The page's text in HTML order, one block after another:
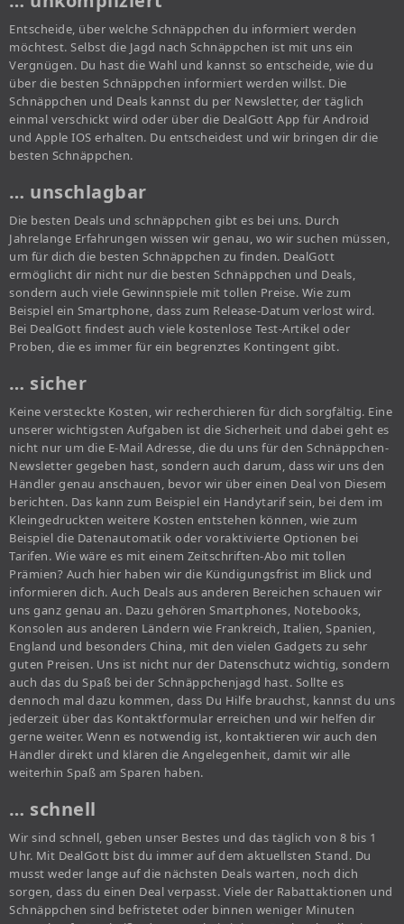
Entscheide, über welche Schnäppchen du informiert werden
möchtest. Selbst die Jagd nach Schnäppchen ist mit uns ein
Vergnügen. Du hast die Wahl und kannst so entscheide, wie du
über die besten Schnäppchen informiert werden willst. Die
Schnäppchen und Deals kannst du per Newsletter, der täglich
einmal verschickt wird oder über die DealGott App für Android
und Apple IOS erhalten. Du entscheidest und wir bringen dir die
besten Schnäppchen.
… unschlagbar
Die besten Deals und schnäppchen gibt es bei uns. Durch
Jahrelange Erfahrungen wissen wir genau, wo wir suchen müssen,
um für dich die besten Schnäppchen zu finden. DealGott
ermöglicht dir nicht nur die besten Schnäppchen und Deals,
sondern auch viele Gewinnspiele mit tollen Preise. Wie zum
Beispiel ein Smartphone, dass zum Release-Datum verlost wird.
Bei DealGott findest auch viele kostenlose Test-Artikel oder
Proben, die es immer für ein begrenztes Kontingent gibt.
… sicher
Keine versteckte Kosten, wir recherchieren für dich sorgfältig. Eine
unserer wichtigsten Aufgaben ist die Sicherheit und dabei geht es
nicht nur um die E-Mail Adresse, die du uns für den Schnäppchen-
Newsletter gegeben hast, sondern auch darum, dass wir uns den
Händler genau anschauen, bevor wir über einen Deal von Diesem
berichten. Das kann zum Beispiel ein Handytarif sein, bei dem im
Kleingedruckten weitere Kosten entstehen können, wie zum
Beispiel die Datenautomatik oder voraktivierte Optionen bei
Tarifen. Wie wäre es mit einem Zeitschriften-Abo mit tollen
Prämien? Auch hier haben wir die Kündigungsfrist im Blick und
informieren dich. Auch Deals aus anderen Bereichen schauen wir
uns ganz genau an. Dazu gehören Smartphones, Notebooks,
Konsolen aus anderen Ländern wie Frankreich, Italien, Spanien,
England und besonders China, mit den vielen Gadgets zu sehr
guten Preisen. Uns ist nicht nur der Datenschutz wichtig, sondern
auch das du Spaß bei der Schnäppchenjagd hast. Sollte es
dennoch mal dazu kommen, dass Du Hilfe brauchst, kannst du uns
jederzeit über das Kontaktformular erreichen und wir helfen dir
gerne weiter. Wenn es notwendig ist, kontaktieren wir auch den
Händler direkt und klären die Angelegenheit, damit wir alle
weiterhin Spaß am Sparen haben.
… schnell
Wir sind schnell, geben unser Bestes und das täglich von 8 bis 1
Uhr. Mit DealGott bist du immer auf dem aktuellsten Stand. Du
musst weder lange auf die nächsten Deals warten, noch dich
sorgen, dass du einen Deal verpasst. Viele der Rabattaktionen und
Schnäppchen sind befristetet oder binnen weniger Minuten